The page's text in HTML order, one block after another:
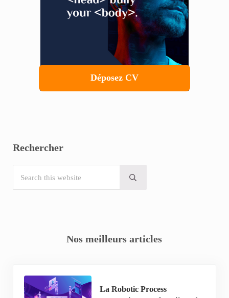
Déposez CV
Rechercher
Submit search
Nos meilleurs articles
La Robotic Process